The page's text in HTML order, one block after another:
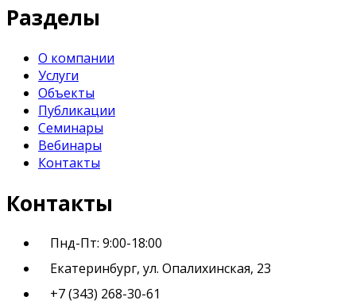
Разделы
О компании
Услуги
Объекты
Публикации
Семинары
Вебинары
Контакты
Контакты
Пнд-Пт: 9:00-18:00
Екатеринбург, ул. Опалихинская, 23
+7 (343) 268-30-61